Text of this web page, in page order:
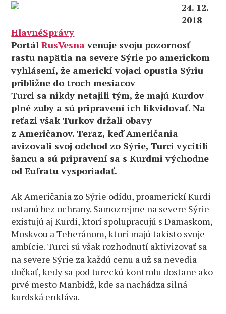
24. 12.
2018
HlavnéSprávy
PortálRusVesna venuje svoju pozornosť
rastu napätia na severe Sýrie po americkom
vyhlásení, že americkí vojaci opustia Sýriu
približne do troch mesiacov
Turci sa nikdy netajili tým, že majú Kurdov
plné zuby a sú pripravení ich likvidovať. Na
reťazi však Turkov držali obavy
z Američanov. Teraz, keď Američania
avizovali svoj odchod zo Sýrie, Turci vycítili
šancu a sú pripravení sa s Kurdmi východne
od Eufratu vysporiadať.
Ak Američania zo Sýrie odídu, proamerickí Kurdi
ostanú bez ochrany. Samozrejme na severe Sýrie
existujú aj Kurdi, ktorí spolupracujú s Damaskom,
Moskvou a Teheránom, ktorí majú takisto svoje
ambície. Turci sú však rozhodnutí aktivizovať sa
na severe Sýrie za každú cenu a už sa nevedia
dočkať, kedy sa pod tureckú kontrolu dostane ako
prvé mesto Manbidž, kde sa nachádza silná
kurdská enkláva.